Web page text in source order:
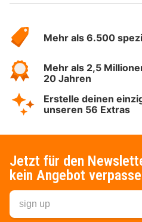
Hotelspecials
Mehr als 6.500
Mehr als 2,5
20 Jahren
Erstelle deinen
unseren 56 Extras
Jetzt für den
kein Angebot